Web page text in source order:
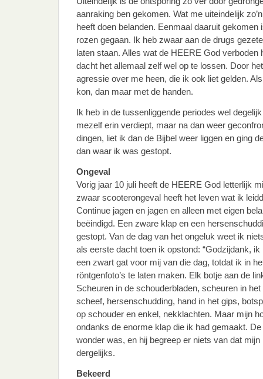
aanraking ben gekomen. Wat me uiteindelijk
heeft doen belanden. Eenmaal daaruit gekomen
rozen gegaan. Ik heb zwaar aan de drugs
laten staan. Alles wat de HEERE God verboden
dacht het allemaal zelf wel op te lossen. Door
agressie over me heen, die ik ook liet gelden.
kon, dan maar met de handen.
Ik heb in de tussenliggende periodes wel
mezelf erin verdiept, maar na dan weer
dingen, liet ik dan de Bijbel weer liggen en ging
dan waar ik was gestopt.
Ongeval
Vorig jaar 10 juli heeft de HEERE God letterlijk
zwaar scooterongeval heeft het leven wat ik
Continue jagen en jagen en alleen met eigen
beëindigd. Een zware klap en een
gestopt. Van de dag van het ongeluk weet ik
als eerste dacht toen ik opstond: “Godzijdank, ik
een zwart gat voor mij van die dag, totdat ik in
röntgenfoto’s te laten maken. Elk botje aan de
Scheuren in de schouderbladen, scheuren in
scheef, hersenschudding, hand in het gips,
op schouder en enkel, nekklachten. Maar mijn
ondanks de enorme klap die ik had gemaakt.
wonder was, en hij begreep er niets van dat
dergelijks.
Bekeerd